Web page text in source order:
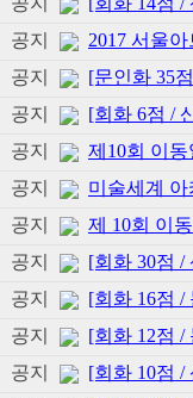
공지
2017 서울
공지
[문인화 35
공지
[회화 6점 /
공지
제10회 이
공지
미술세계
공지
제 10회 이
공지
[회화 30점 /
공지
[회화 16점 /
공지
[회화 12점 /
공지
[회화 10점 /